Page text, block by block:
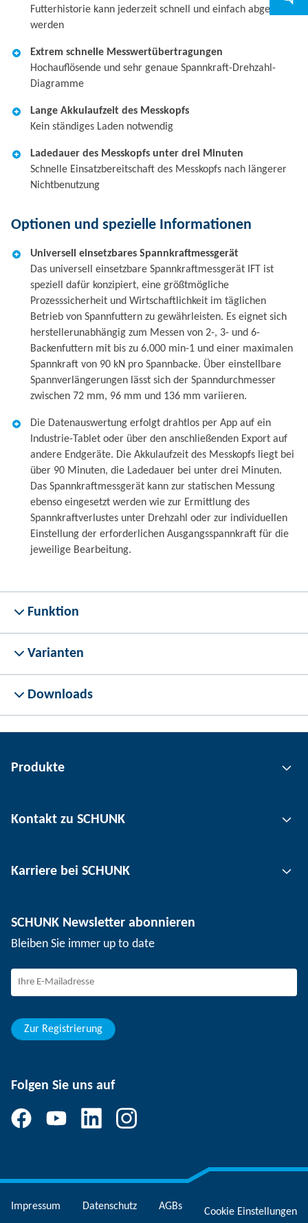
Futterhistorie kann jederzeit schnell und einfach abgerufen
werden
Extrem schnelle Messwertübertragungen
Hochauflösende und sehr genaue Spannkraft-Drehzahl-
Diagramme
Lange Akkulaufzeit des Messkopfs
Kein ständiges Laden notwendig
Ladedauer des Messkopfs unter drei Minuten
Schnelle Einsatzbereitschaft des Messkopfs nach längerer
Nichtbenutzung
Optionen und spezielle Informationen
Universell einsetzbares Spannkraftmessgerät
Das universell einsetzbare Spannkraftmessgerät IFT ist
speziell dafür konzipiert, eine größtmögliche
Prozesssicherheit und Wirtschaftlichkeit im täglichen
Betrieb von Spannfuttern zu gewährleisten. Es eignet sich
herstellerunabhängig zum Messen von 2-, 3- und 6-
Backenfuttern mit bis zu 6.000 min-1 und einer maximalen
Spannkraft von 90 kN pro Spannbacke. Über einstellbare
Spannverlängerungen lässt sich der Spanndurchmesser
zwischen 72 mm, 96 mm und 136 mm variieren.
Die Datenauswertung erfolgt drahtlos per App auf ein
Industrie-Tablet oder über den anschließenden Export auf
andere Endgeräte. Die Akkulaufzeit des Messkopfs liegt bei
über 90 Minuten, die Ladedauer bei unter drei Minuten.
Das Spannkraftmessgerät kann zur statischen Messung
ebenso eingesetzt werden wie zur Ermittlung des
Spannkraftverlustes unter Drehzahl oder zur individuellen
Einstellung der erforderlichen Ausgangsspannkraft für die
jeweilige Bearbeitung.
Funktion
Varianten
Downloads
Produkte
Automatisierungstechnik
Werkstückspanntechnik
Kontakt zu SCHUNK
Standorte
Veranstaltungen
SCHUNK – Hinweisgebersystem
Karriere bei SCHUNK
Arbeiten bei SCHUNK
Berufseinsteiger
Schüler
SCHUNK Newsletter abonnieren
Bleiben Sie immer up to date
Zur Registrierung
Folgen Sie uns auf
Impressum Datenschutz AGBs Cookie Einstellungen